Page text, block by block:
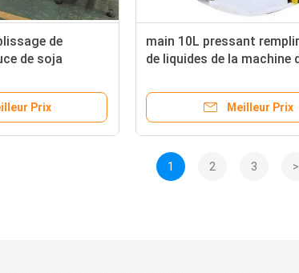
de
de soja
de la
Prix
main 10L pressant
de liquides de la machine
quantitativement
Meilleur Prix
1 2 3 >